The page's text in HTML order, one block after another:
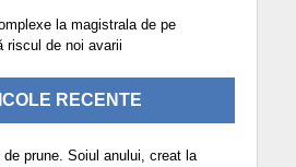
la magistrala de pe
riscul de noi avarii
RECENTE
de prune. Soiul anului, creat la